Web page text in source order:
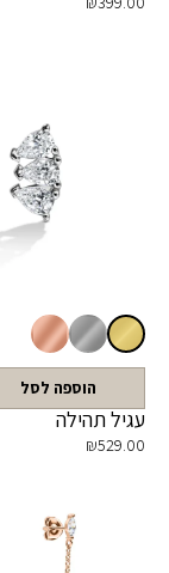
הוספה לסל
עגיל תהילה
₪529.00